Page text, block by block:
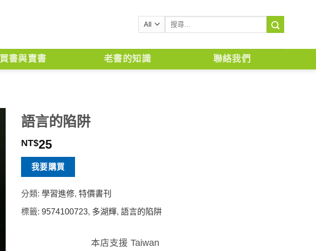
搜
鍵
買書與賣書 老書的知識 聯絡我們
語言的陷阱
NT$25
我要購買
分類:學習進修,特價書刊
標籤:9574100723, 多湖輝,語言的陷阱
本店支援 Taiwan